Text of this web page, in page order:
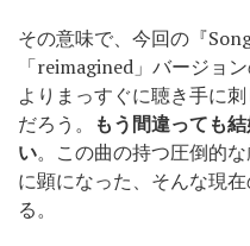
その意味で、今回の『
「reimagined」バージョ
よりまっすぐに聴き手に
だろう。
もう間違っても
い。この曲の持つ圧倒的
に顕になった、そんな現
る。